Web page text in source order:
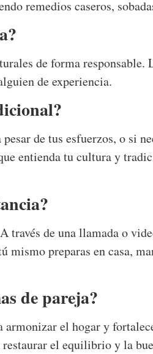
remedios caseros,
de forma
de experiencia.
de tus esfuerzos, o si
entienda tu cultura y
de una llamada o
mismo preparas en casa,
de pareja?
el hogar y
el equilibrio y la